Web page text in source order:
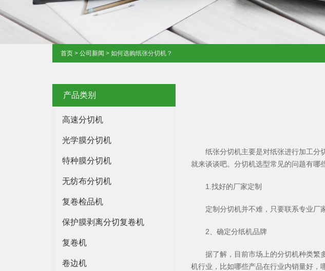
首页 > 公司新闻 > 如何选购纸张分切机？
产品类别
高速分切机
光学膜分切机
特种膜分切机
无纺布分切机
复卷检品机
保护膜剥离分切复卷机
复卷机
卷边机
纸张分切机主要是对纸张进行加工分
就来谈谈吧。分切机选型常见的问题有哪
1.找好的厂家定制
定制分切机并不难，只要联系专业厂
2、确定分纸机品牌
据了解，目前市场上的分切机种类繁
机行业，比如哪些产品在行业内销量好，